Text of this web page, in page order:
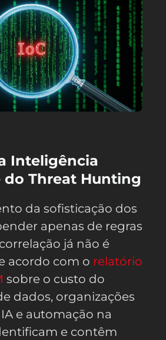
Inteligência
Threat Hunting
da sofisticação dos
apenas de regras
já não é
acordo com o relatório
sobre o custo do
dados, organizações
e automação na
e contêm